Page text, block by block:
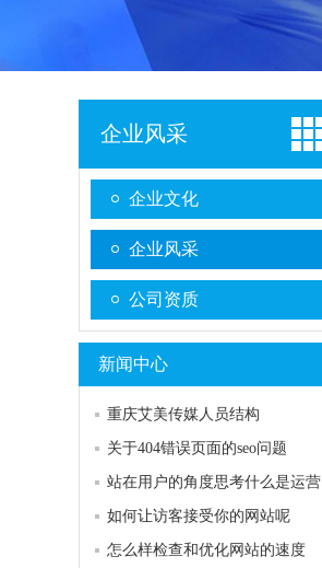
企业风采
企业文化
企业风采
公司资质
新闻中心
重庆艾美传媒人员结构
关于404错误页面的seo问题
站在用户的角度思考什么是运营
如何让访客接受你的网站呢
怎么样检查和优化网站的速度